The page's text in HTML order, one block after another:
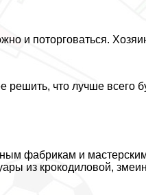
и поторговаться.
решить, что лучше всего
фабрикам и
из крокодиловой,